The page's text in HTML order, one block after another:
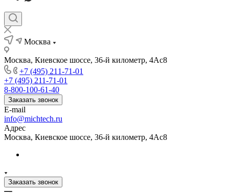
Москва
Москва, Киевское шоссе, 36-й километр, 4Ас8
+7 (495) 211-71-01
+7 (495) 211-71-01
8-800-100-61-40
Заказать звонок
E-mail
info@michtech.ru
Адрес
Москва, Киевское шоссе, 36-й километр, 4Ас8
Заказать звонок